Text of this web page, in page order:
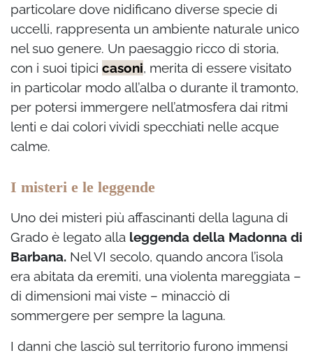
particolare dove nidificano diverse specie di
uccelli, rappresenta un ambiente naturale unico
nel suo genere. Un paesaggio ricco di storia,
con i suoi tipici casoni, merita di essere visitato
in particolar modo all’alba o durante il tramonto,
per potersi immergere nell’atmosfera dai ritmi
lenti e dai colori vividi specchiati nelle acque
calme.
I misteri e le leggende
Uno dei misteri più affascinanti della laguna di
Grado è legato alla leggenda della Madonna di
Barbana. Nel VI secolo, quando ancora l’isola
era abitata da eremiti, una violenta mareggiata –
di dimensioni mai viste – minacciò di
sommergere per sempre la laguna.
I danni che lasciò sul territorio furono immensi